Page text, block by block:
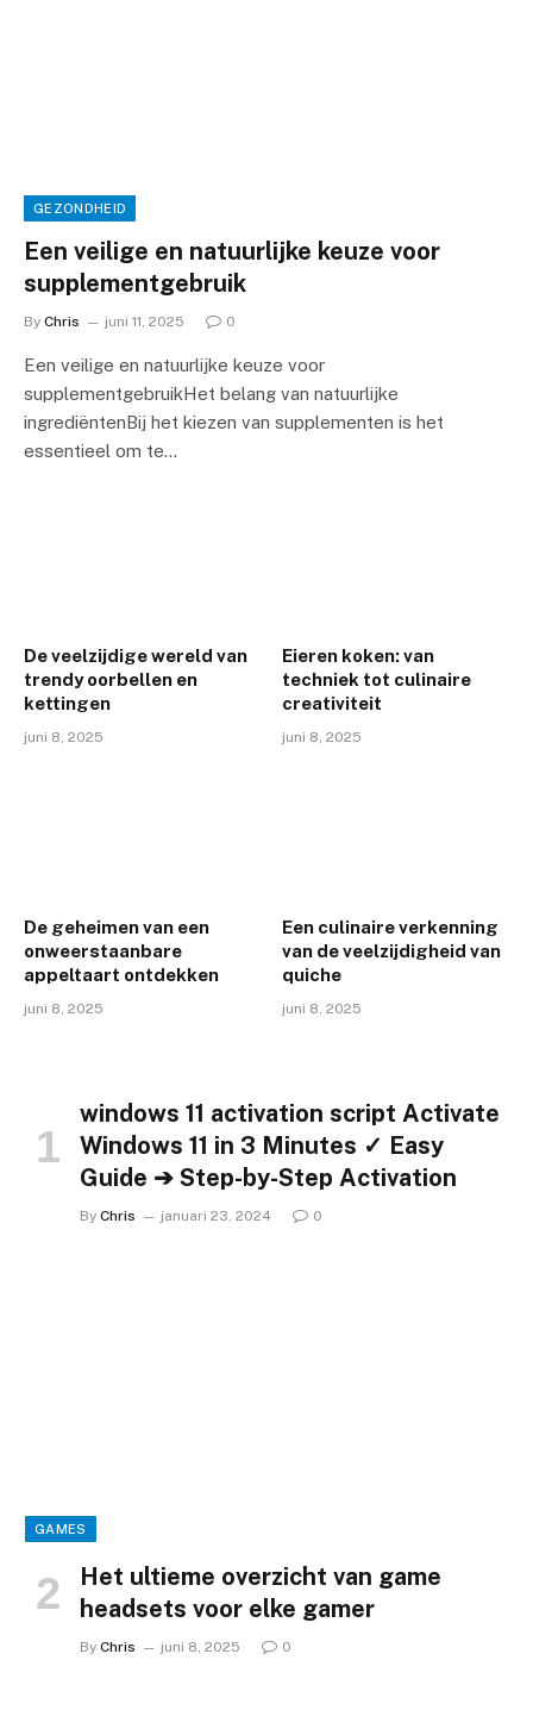
GEZONDHEID
Een veilige en natuurlijke keuze voor
supplementgebruik
By Chris juni 11, 2025 0
Een veilige en natuurlijke keuze voor
supplementgebruikHet belang van natuurlijke
ingrediëntenBij het kiezen van supplementen is het
essentieel om te…
De veelzijdige wereld van
trendy oorbellen en
kettingen
juni 8, 2025
Eieren koken: van
techniek tot culinaire
creativiteit
juni 8, 2025
De geheimen van een
onweerstaanbare
appeltaart ontdekken
juni 8, 2025
Een culinaire verkenning
van de veelzijdigheid van
quiche
juni 8, 2025
windows 11 activation script Activate
Windows 11 in 3 Minutes ✓ Easy
Guide ➔ Step-by-Step Activation
By Chris januari 23, 2024 0
GAMES
Het ultieme overzicht van game
headsets voor elke gamer
By Chris juni 8, 2025 0